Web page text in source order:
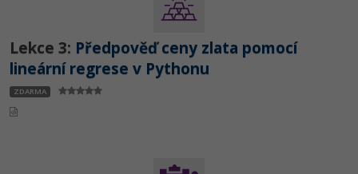
Lekce 3: Předpověď ceny zlata pomocí
lineární regrese v Pythonu
ZDARMA